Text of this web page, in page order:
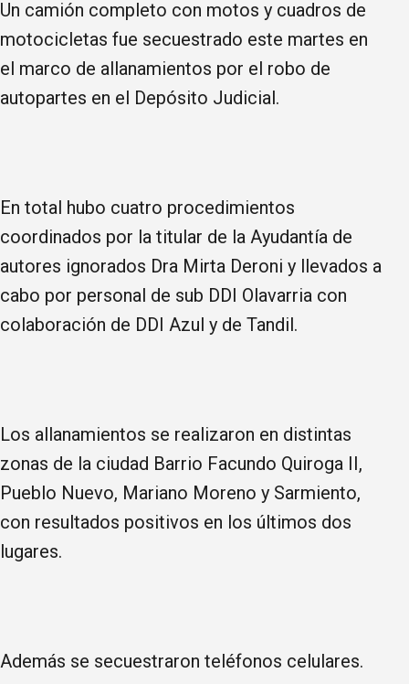
Un camión completo con motos y cuadros de
motocicletas fue secuestrado este martes en
el marco de allanamientos por el robo de
autopartes en el Depósito Judicial.
En total hubo cuatro procedimientos
coordinados por la titular de la Ayudantía de
autores ignorados Dra Mirta Deroni y llevados a
cabo por personal de sub DDI Olavarria con
colaboración de DDI Azul y de Tandil.
Los allanamientos se realizaron en distintas
zonas de la ciudad Barrio Facundo Quiroga II,
Pueblo Nuevo, Mariano Moreno y Sarmiento,
con resultados positivos en los últimos dos
lugares.
Además se secuestraron teléfonos celulares.